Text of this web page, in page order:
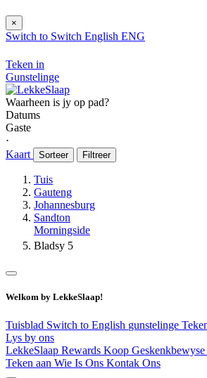
×
Switch to Switch English ENG
Teken in
Gunstelinge
Waarheen is jy op pad?
Datums
Gaste
⋅
Kaart
Sorteer Filtreer
Tuis
Gauteng
Johannesburg
Sandton
Morningside
Bladsy 5
Welkom by LekkeSlaap!
Tuisblad Switch to English gunstelinge
Lys by ons
LekkeSlaap Rewards Koop Geskenkbewyse
Teken aan Wie Is Ons Kontak Ons